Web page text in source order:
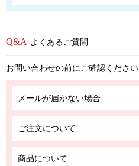
よくあるご質問
お問い合わせの前にご確認ください
メールが届かない場合
ご注文について
商品について